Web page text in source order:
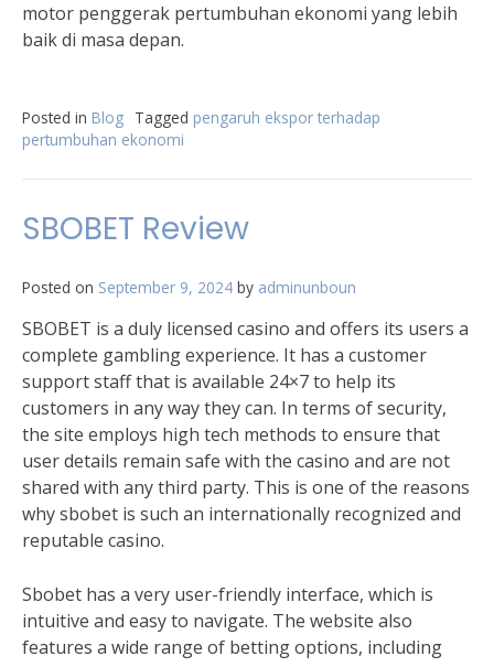
motor penggerak pertumbuhan ekonomi yang lebih
baik di masa depan.
Posted in Blog Tagged pengaruh ekspor terhadap
pertumbuhan ekonomi
SBOBET Review
Posted on September 9, 2024 by adminunboun
SBOBET is a duly licensed casino and offers its users a
complete gambling experience. It has a customer
support staff that is available 24×7 to help its
customers in any way they can. In terms of security,
the site employs high tech methods to ensure that
user details remain safe with the casino and are not
shared with any third party. This is one of the reasons
why sbobet is such an internationally recognized and
reputable casino.
Sbobet has a very user-friendly interface, which is
intuitive and easy to navigate. The website also
features a wide range of betting options, including